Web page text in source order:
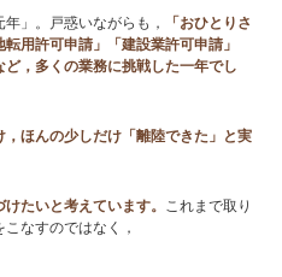
」。戸惑いながらも，
「おひとりさ
用許可申請」「建設業許可申請」
ど，多くの業務に挑戦した一年でし
ほんの少しだけ「離陸できた」と実
たいと考えています。 これまで取り
なすのではなく，